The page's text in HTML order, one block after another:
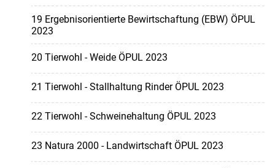
19 Ergebnisorientierte Bewirtschaftung (EBW) ÖPUL
2023
20 Tierwohl - Weide ÖPUL 2023
21 Tierwohl - Stallhaltung Rinder ÖPUL 2023
22 Tierwohl - Schweinehaltung ÖPUL 2023
23 Natura 2000 - Landwirtschaft ÖPUL 2023